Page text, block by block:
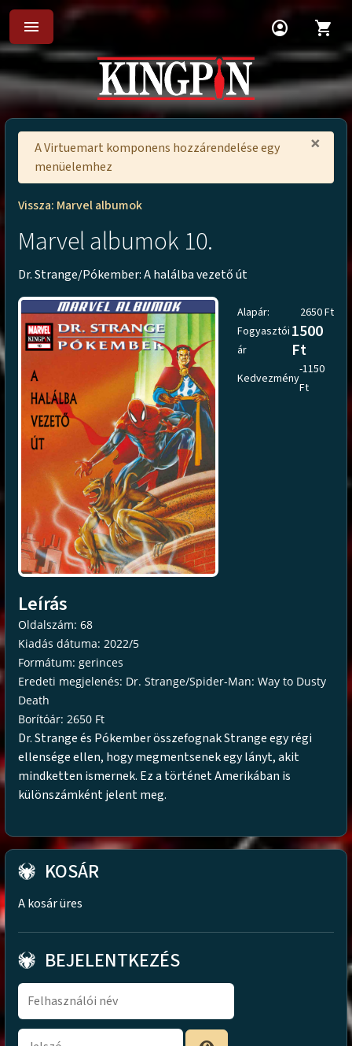
menu account_circle shopping_cart
×
A Virtuemart komponens hozzárendelése egy
menüelemhez
Vissza: Marvel albumok
Marvel albumok 10.
Dr. Strange/Pókember: A halálba vezető út
Alapár:
2650 Ft
Fogyasztói
ár
1500
Ft
Kedvezmény
-1150
Ft
Leírás
Oldalszám: 68
Kiadás dátuma: 2022/5
Formátum: gerinces
Eredeti megjelenés: Dr. Strange/Spider-Man: Way to Dusty
Death
Borítóár: 2650 Ft
Dr. Strange és Pókember összefognak Strange egy régi
ellensége ellen, hogy megmentsenek egy lányt, akit
mindketten ismernek. Ez a történet Amerikában is
különszámként jelent meg.
KOSÁR
A kosár üres
BEJELENTKEZÉS